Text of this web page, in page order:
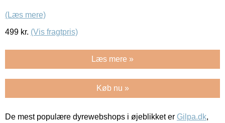
(Læs mere)
499 kr. (Vis fragtpris)
Læs mere »
Køb nu »
De mest populære dyrewebshops i øjeblikket er Gilpa.dk,